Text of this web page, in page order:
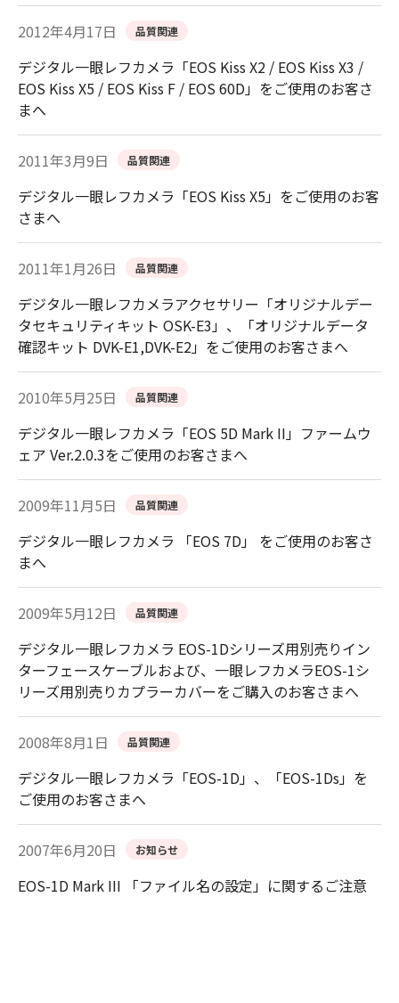
2012年4月17日 品質関連
デジタル一眼レフカメラ「EOS Kiss X2 / EOS Kiss X3 /
EOS Kiss X5 / EOS Kiss F / EOS 60D」をご使用のお客さ
まへ
2011年3月9日 品質関連
デジタル一眼レフカメラ「EOS Kiss X5」をご使用のお客
さまへ
2011年1月26日 品質関連
デジタル一眼レフカメラアクセサリー「オリジナルデー
タセキュリティキット OSK-E3」、「オリジナルデータ
確認キット DVK-E1,DVK-E2」をご使用のお客さまへ
2010年5月25日 品質関連
デジタル一眼レフカメラ「EOS 5D Mark II」ファームウ
ェア Ver.2.0.3をご使用のお客さまへ
2009年11月5日 品質関連
デジタル一眼レフカメラ 「EOS 7D」 をご使用のお客さ
まへ
2009年5月12日 品質関連
デジタル一眼レフカメラ EOS-1Dシリーズ用別売りイン
ターフェースケーブルおよび、一眼レフカメラEOS-1シ
リーズ用別売りカプラーカバーをご購入のお客さまへ
2008年8月1日 品質関連
デジタル一眼レフカメラ「EOS-1D」、「EOS-1Ds」を
ご使用のお客さまへ
2007年6月20日 お知らせ
EOS-1D Mark III 「ファイル名の設定」に関するご注意